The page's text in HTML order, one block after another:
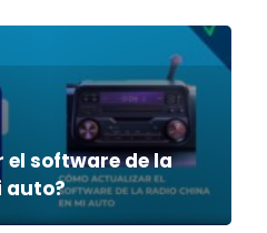
el software de la
auto?